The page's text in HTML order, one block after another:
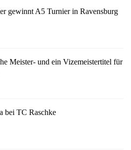
gewinnt A5 Turnier in Ravensburg
Meister- und ein Vizemeistertitel für
bei TC Raschke